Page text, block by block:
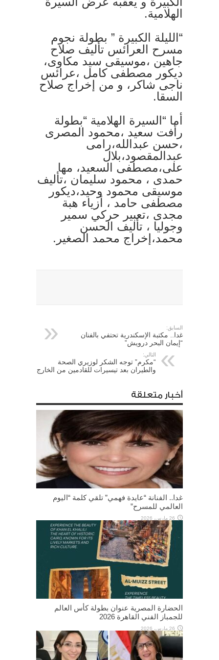
الهلامية.
“الليلة الكبيرة ” بطولة نجوم
مسرح العرائس تأليف صلاح
جاهين ،موسيقى سيد مكاوى،
ديكور مصطفى كامل ،عرائس
ناجى شاكر، و من إخراج صلاح
السقا.
أما “السيرة الهلامية “بطولة
رأفت سعيد ،محمود المصرى
،حسن عبدالله،رامى
عبدالمقصود،بلال
على،مصطفى السعيد، مها
حمدى ، محمود سليمان ،تأليف
موسيقى محمود وحيد،ديكور
مصطفى حامد ، أزياء هبة
مجدى ،تعبير حركي سمير
وجوليا ، تأليف الحسن
محمد،إخراج محمد الصغير.
السابق:
غدا.. مكتبة الإسكندرية تحتفي بالفنان
“إيمان البحر درويش”
التالي:
“مكرم” توجه الشكر لوزيري الصحة
والطيران بعد تيسيرات للقادمين من الخارج
أخبار متعلقة
غدا.. الفنانة “عايدة فهمي” تلقي كلمة “اليوم
العالمي للمسرح”
26 مارس، 2026
الحضارة المصرية عنوان بطولة كأس العالم
للجمباز الفني القاهرة 2026
26 مارس، 2026